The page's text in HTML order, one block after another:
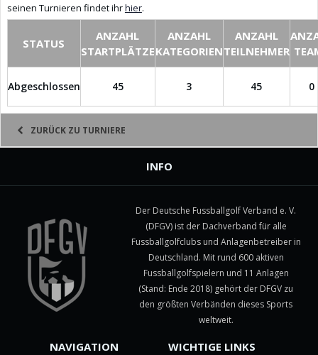
seinen Turnieren findet ihrhier.
STATUS
ANZAHL
STARTPLÄTZE
ANZAHL
KATEGORIEN
ANZAHL
TEILNEHMER
Abgeschlossen 45 3 45 0
ZURÜCK ZU TURNIERE
INFO
Der Deutsche Fussballgolf Verband e. V.
(DFGV) ist der Dachverband für alle
Fussballgolfclubs und Anlagenbetreiber in
Deutschland. Mit rund 600 aktiven
Fussballgolfspielern und 11 Anlagen
(Stand: Ende 2018) gehört der DFGV zu
den größten Verbänden dieses Sports
weltweit.
NAVIGATION WICHTIGE LINKS